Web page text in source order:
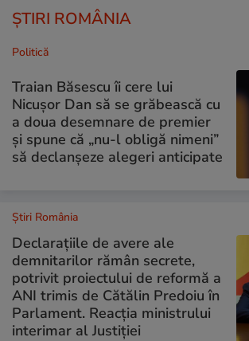
ȘTIRI ROMÂNIA
Politică
Traian Băsescu îi cere lui
Nicușor Dan să se grăbească cu
a doua desemnare de premier
și spune că „nu-l obligă nimeni”
să declanșeze alegeri anticipate
Știri România
Declarațiile de avere ale
demnitarilor rămân secrete,
potrivit proiectului de reformă a
ANI trimis de Cătălin Predoiu în
Parlament. Reacția ministrului
interimar al Justiției